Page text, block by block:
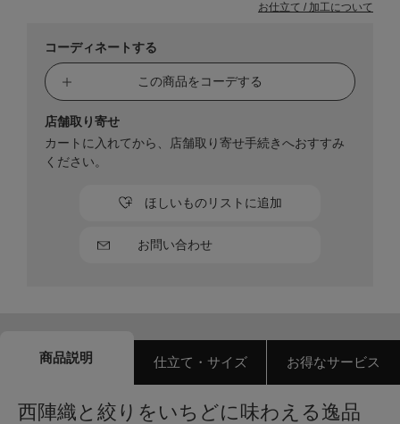
お仕立て / 加工について
コーディネートする
この商品をコーデする
お問い合わせ
ほしいものリストに追加
店舗取り寄せ
カートに入れてから、店舗取り寄せ手続きへおすすみ
ください。
商品説明 仕立て・サイズ お得なサービス
西陣織と絞りをいちどに味わえる逸品